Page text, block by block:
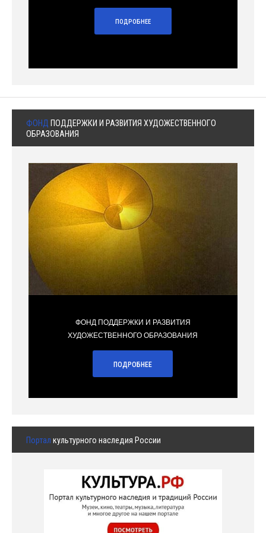
ПОДРОБНЕЕ
ФОНД ПОДДЕРЖКИ И РАЗВИТИЯ ХУДОЖЕСТВЕННОГО
ОБРАЗОВАНИЯ
ФОНД ПОДДЕРЖКИ И РАЗВИТИЯ
ХУДОЖЕСТВЕННОГО ОБРАЗОВАНИЯ
ПОДРОБНЕЕ
Портал культурного наследия России